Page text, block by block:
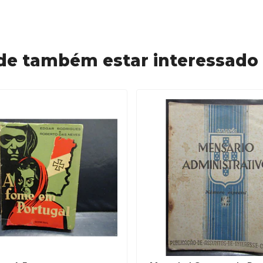
também estar interessado